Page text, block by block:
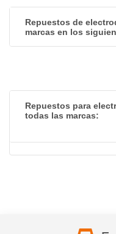
Repuestos de
marcas en los
Repuestos para
todas las marcas: